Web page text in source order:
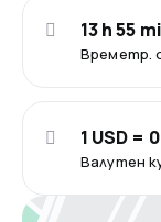
Времетр.
13 h 55
Валутен
1 USD =